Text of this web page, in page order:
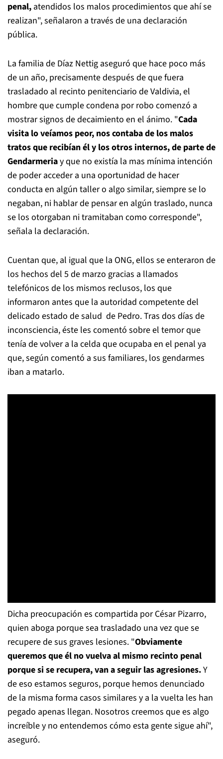
penal, atendidos los malos procedimientos que ahí se
realizan", señalaron a través de una declaración
pública.
La familia de Díaz Nettig aseguró que hace poco más
de un año, precisamente después de que fuera
trasladado al recinto penitenciario de Valdivia, el
hombre que cumple condena por robo comenzó a
mostrar signos de decaimiento en el ánimo. "Cada
visita lo veíamos peor, nos contaba de los malos
tratos que recibían él y los otros internos, de parte de
Gendarmeriay que no existía la mas mínima intención
de poder acceder a una oportunidad de hacer
conducta en algún taller o algo similar, siempre se lo
negaban, ni hablar de pensar en algún traslado, nunca
se los otorgaban ni tramitaban como corresponde",
señala la declaración.
Cuentan que, al igual que la ONG, ellos se enteraron de
los hechos del 5 de marzo gracias a llamados
telefónicos de los mismos reclusos, los que
informaron antes que la autoridad competente del
delicado estado de salud de Pedro. Tras dos días de
inconsciencia, éste les comentó sobre el temor que
tenía de volver a la celda que ocupaba en el penal ya
que, según comentó a sus familiares, los gendarmes
iban a matarlo.
Dicha preocupación es compartida por César Pizarro,
quien aboga porque sea trasladado una vez que se
recupere de sus graves lesiones. "Obviamente
queremos que él no vuelva al mismo recinto penal
porque si se recupera, van a seguir las agresiones.Y
de eso estamos seguros, porque hemos denunciado
de la misma forma casos similares y a la vuelta les han
pegado apenas llegan. Nosotros creemos que es algo
increíble y no entendemos cómo esta gente sigue ahí",
aseguró.